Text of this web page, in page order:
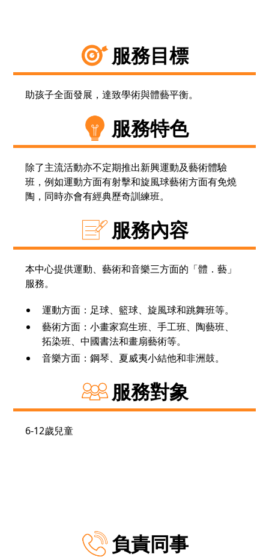
服務目標
助孩子全面發展，達致學術與體藝平衡。
服務特色
除了主流活動亦不定期推出新興運動及藝術體驗
班，例如運動方面有射擊和旋風球藝術方面有免燒
陶，同時亦會有經典歷奇訓練班。
服務內容
本中心提供運動、藝術和音樂三方面的「體．藝」
服務。
運動方面：足球、籃球、旋風球和跳舞班等。
藝術方面：小畫家寫生班、手工班、陶藝班、
拓染班、中國書法和畫扇藝術等。
音樂方面：鋼琴、夏威夷小結他和非洲鼓。
服務對象
6-12歲兒童
負責同事